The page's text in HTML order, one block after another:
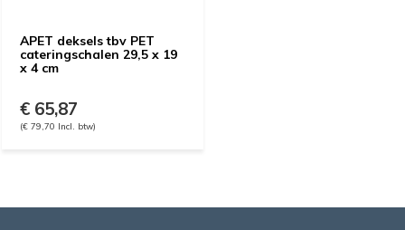
APET deksels tbv PET
cateringschalen 29,5 x 19
x 4 cm
€ 65,87
(€ 79,70 Incl. btw)